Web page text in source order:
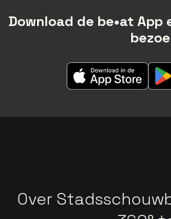
Download de be•at App
Over